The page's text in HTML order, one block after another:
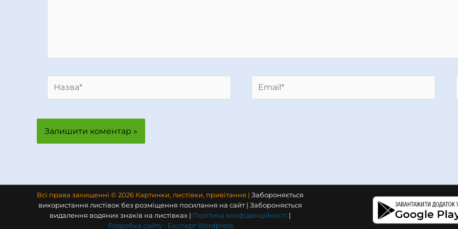
Всі права захищенні © 2026 Картинки, листівки, привітання | Забороняється
використання листівок без розміщення посилання на сайт | Забороняється
видалення водяних знаків на листівках | Політика конфіденційності |
Розробка сайту - Експерт Wordpress